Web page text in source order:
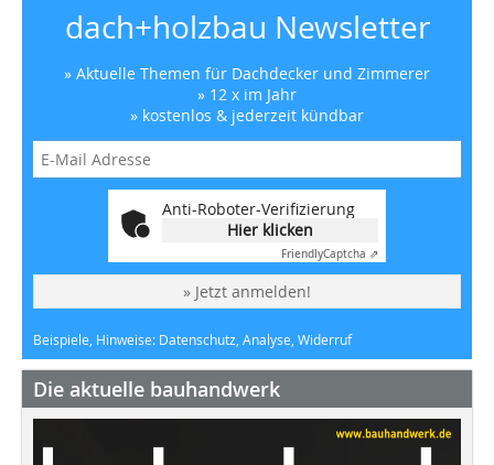
dach+holzbau Newsletter
» Aktuelle Themen für Dachdecker und Zimmerer
» 12 x im Jahr
» kostenlos & jederzeit kündbar
Anti-Roboter-Verifizierung
Hier klicken
FriendlyCaptcha ⇗
» Jetzt anmelden!
Beispiele, Hinweise: Datenschutz, Analyse, Widerruf
Die aktuelle bauhandwerk